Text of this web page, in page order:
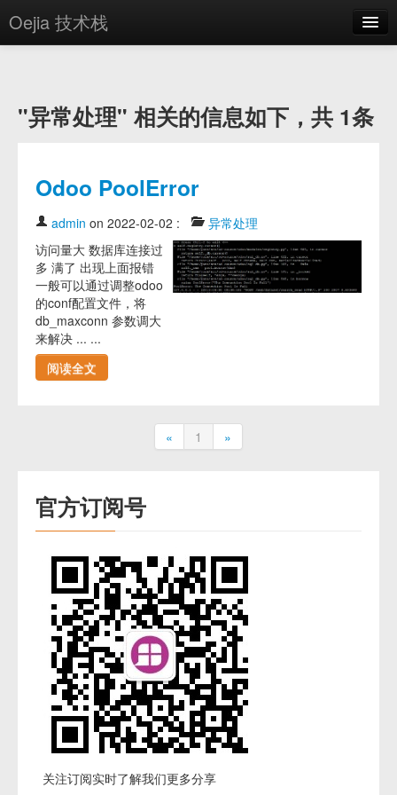
Oejia 技术栈
方案
分享
编辑器
登录
"异常处理" 相关的信息如下，共 1条
Odoo PoolError
admin on 2022-02-02 :
异常处理
访问量大 数据库连接过
多 满了 出现上面报错
一般可以通过调整odoo
的conf配置文件，将
db_maxconn 参数调大
来解决 ... ...
阅读全文
« 1 »
官方订阅号
关注订阅实时了解我们更多分享